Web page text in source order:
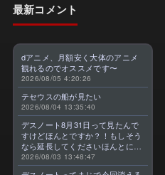
最新コメント
dアニメ、月額安く大体のアニメ
観れるのでオススメです〜
2026/08/05 4:20:26
テセウスの船が見たい
2026/08/04 13:35:40
デスノート8月31日って見たんで
すけどほんとですか？！もしそう
なら延長してくださいほんとに大
好きなんです😭
2026/08/03 13:48:47